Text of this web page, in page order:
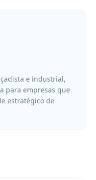
e industrial,
para empresas que
estratégico de